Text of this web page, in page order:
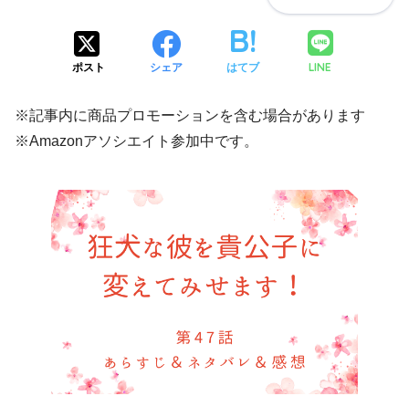
ポスト シェア はてブ LINE
※記事内に商品プロモーションを含む場合があります
※Amazonアソシエイト参加中です。